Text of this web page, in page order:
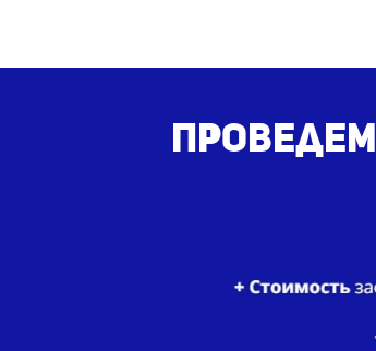
Проведем